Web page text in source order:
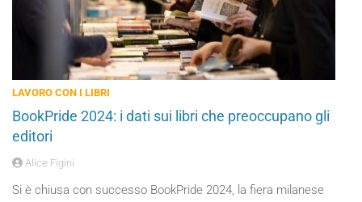
LAVORO CON I LIBRI
BookPride 2024: i dati sui libri che preoccupano gli
editori
Alice Figini
Si è chiusa con successo BookPride 2024, la fiera milanese